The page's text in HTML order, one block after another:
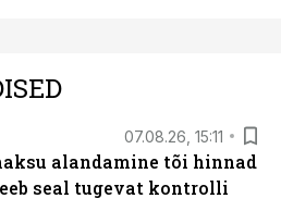
07.08.26, 15:11
alandamine tõi hinnad
seal tugevat kontrolli